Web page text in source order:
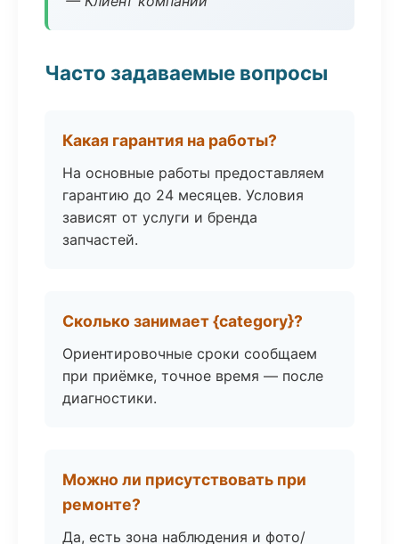
Часто задаваемые вопросы
Какая гарантия на работы?
На основные работы предоставляем
гарантию до 24 месяцев. Условия
зависят от услуги и бренда
запчастей.
Сколько занимает {category}?
Ориентировочные сроки сообщаем
при приёмке, точное время — после
диагностики.
Можно ли присутствовать при
ремонте?
Да, есть зона наблюдения и фото/